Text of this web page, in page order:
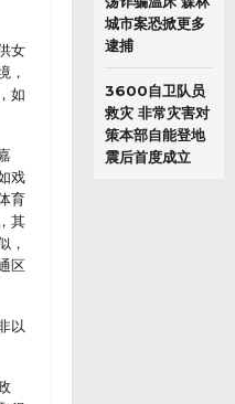
女
，
如
戏
育
其
，
区
以
城市案恐掀更多
逮捕
3600自卫队员
救灾 非常灾害对
策本部自能登地
震后首度成立